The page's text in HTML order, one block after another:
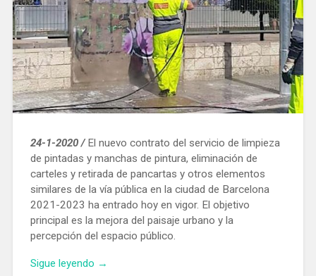
24-1-2020 /El nuevo contrato del servicio de limpieza
de pintadas y manchas de pintura, eliminación de
carteles y retirada de pancartas y otros elementos
similares de la vía pública en la ciudad de Barcelona
2021-2023 ha entrado hoy en vigor. El objetivo
principal es la mejora del paisaje urbano y la
percepción del espacio público.
Sigue leyendo «Entra
→